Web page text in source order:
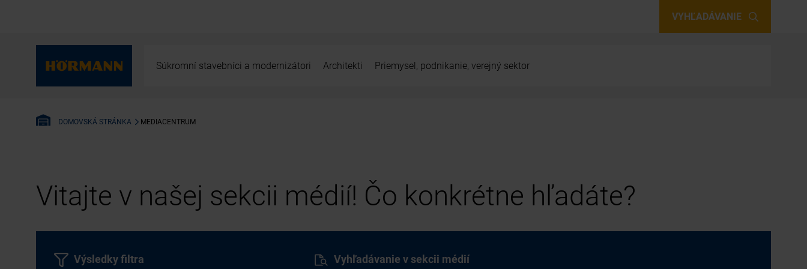
VYHĽADÁVANIE
Súkromní stavebníci a modernizátori Architekti Priemysel, podnikanie, verejný sektor
DOMOVSKÁ STRÁNKA MEDIACENTRUM
Vitajte v našej sekcii médií! Čo konkrétne hľadáte?
Vyhľadávanie v sekcii médií
Výsledky filtra